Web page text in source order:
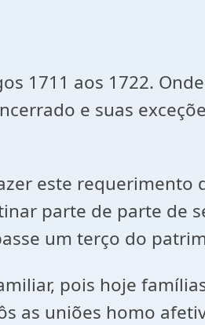
aos 1722. Onde
e suas
requerimento
parte de parte de
um terço do
pois hoje famílias
as uniões homo